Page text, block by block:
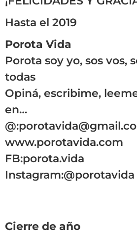
Hasta el 2019
Porota Vida
Porota soy yo, sos vos,
todas
Opiná, escribime,
en…
@:
www.porotavida.com
FB:porota.vida
Instagram:@porotavida
Cierre de año